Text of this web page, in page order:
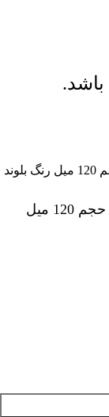
رنگ مو الوکسین سری شکلاتی شماره 7-6 حجم 120 میل